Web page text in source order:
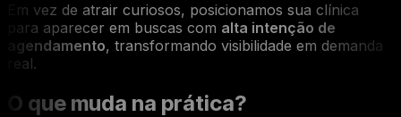
Em vez de atrair curiosos, posicionamos sua clínica
para aparecer em buscas com alta intenção de
agendamento, transformando visibilidade em demanda
real.
O que muda na prática?